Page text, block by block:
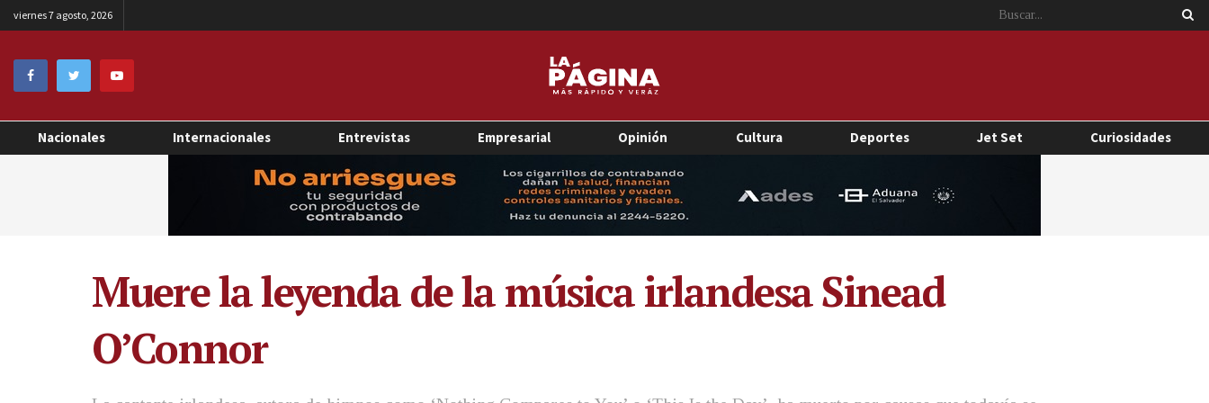
viernes 7 agosto, 2026
Nacionales Internacionales Entrevistas Empresarial Opinión Cultura Deportes Jet Set Curiosidades
Muere la leyenda de la música irlandesa Sinead
O’Connor